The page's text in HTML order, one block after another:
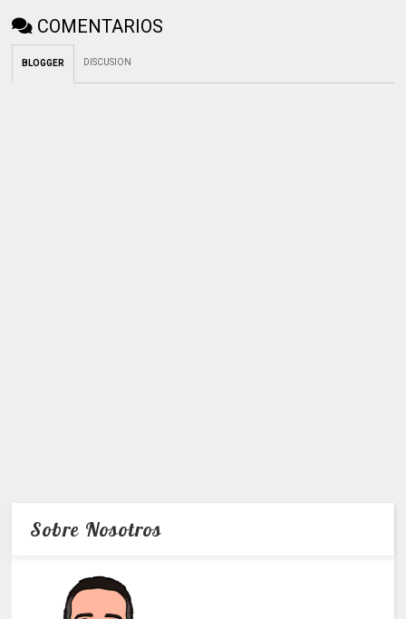
COMENTARIOS
BLOGGER DISCUSION
Sobre Nosotros